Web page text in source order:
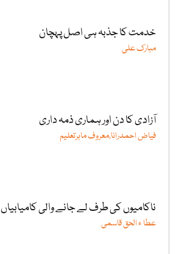
خدمت کا جذبہ ہی اصل پہچان
مبارک علی
آزادی کا دن اور ہماری ذمہ داری
فیاض احمدرانا،معروف ماہرتعلیم
ناکامیوں کی طرف لے جانے والی کامیابیاں
عطا ء الحق قاسمی